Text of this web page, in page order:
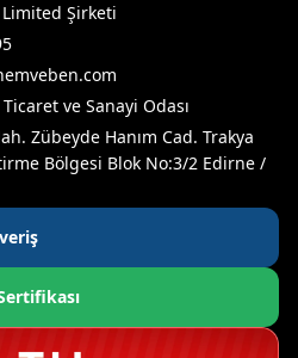
Şirketi
ve Sanayi Odası
Zübeyde Hanım Cad. Trakya
Bölgesi Blok No:3/2 Edirne /